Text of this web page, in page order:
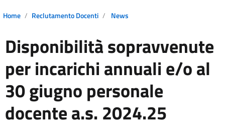
Home Reclutamento Docenti News
Disponibilità sopravvenute
per incarichi annuali e/o al
30 giugno personale
docente a.s. 2024.25